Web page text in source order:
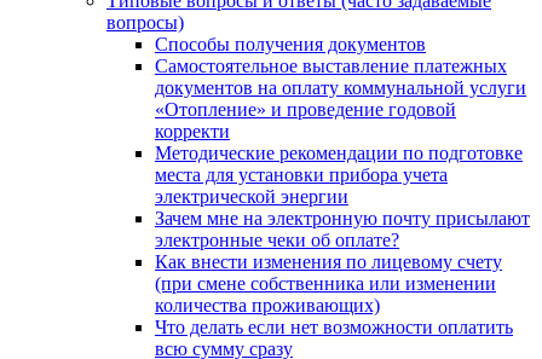
вопросы)
Способы получения документов
Самостоятельное выставление платежных
документов на оплату коммунальной услуги
«Отопление» и проведение годовой
корректи
Методические рекомендации по подготовке
места для установки прибора учета
электрической энергии
Зачем мне на электронную почту присылают
электронные чеки об оплате?
Как внести изменения по лицевому счету
(при смене собственника или изменении
количества проживающих)
Что делать если нет возможности оплатить
всю сумму сразу